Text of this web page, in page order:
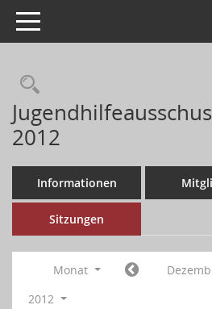
Toggle navigation
2012
Informationen
Sitzungen
Monat
2012